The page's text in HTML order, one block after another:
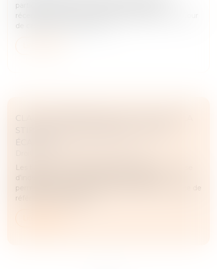
particulièrement vive, la grande distribution a
récemment fait l’objet d’un arrêt significatif de la Cour
de cassation, intervenu en m...
CLAUSE D’INDEXATION ILLICITE : SEULE LA
STIPULATION PROHIBÉE PEUT ÊTRE
ÉCARTÉE
Les baux commerciaux peuvent contenir une clause
d’indexation (ou « clause d’échelle mobile »)
permettant d’ajuster le loyer en fonction d’un indice de
référence. Toutefois, en...